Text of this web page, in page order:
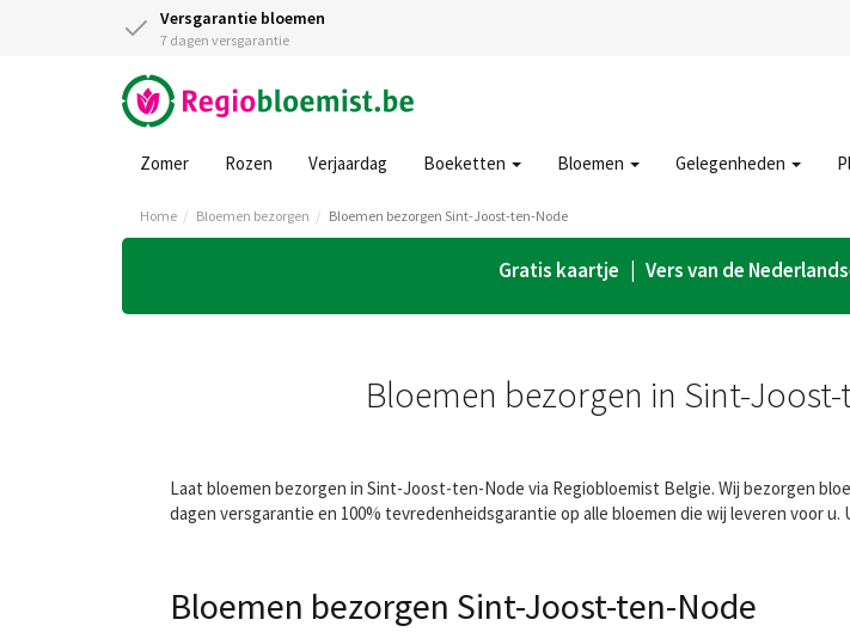
Versgarantie bloemen
7 dagen versgarantie
Zomer Rozen Verjaardag Boeketten Bloemen Gelegenheden
Home Bloemen bezorgen Bloemen bezorgen Sint-Joost-ten-Node
Gratis kaartje | Vers van de
Bloemen bezorgen in Sint-
Laat bloemen bezorgen in Sint-Joost-ten-Node via Regiobloemist Belgie. Wij bezorgen
dagen versgarantie en 100% tevredenheidsgarantie op alle bloemen die wij leveren voor
Bloemen bezorgen Sint-Joost-ten-Node